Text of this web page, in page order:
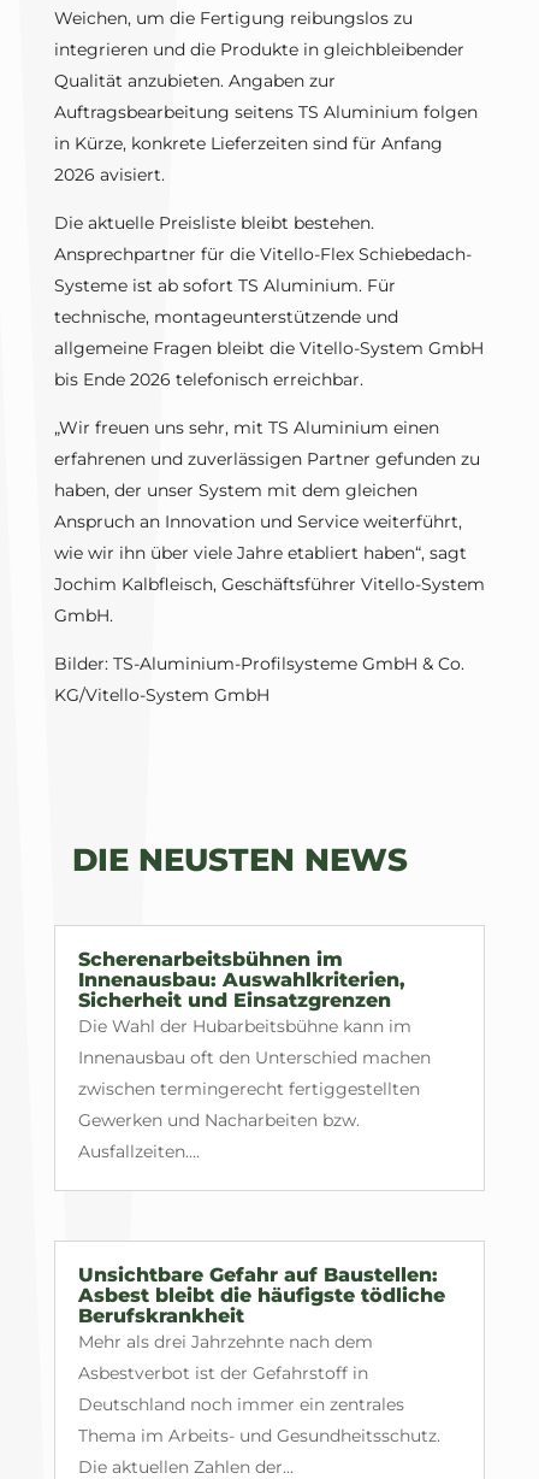
Weichen, um die Fertigung reibungslos zu
integrieren und die Produkte in gleichbleibender
Qualität anzubieten. Angaben zur
Auftragsbearbeitung seitens TS Aluminium folgen
in Kürze, konkrete Lieferzeiten sind für Anfang
2026 avisiert.
Die aktuelle Preisliste bleibt bestehen.
Ansprechpartner für die Vitello-Flex Schiebedach-
Systeme ist ab sofort TS Aluminium. Für
technische, montageunterstützende und
allgemeine Fragen bleibt die Vitello-System GmbH
bis Ende 2026 telefonisch erreichbar.
„Wir freuen uns sehr, mit TS Aluminium einen
erfahrenen und zuverlässigen Partner gefunden zu
haben, der unser System mit dem gleichen
Anspruch an Innovation und Service weiterführt,
wie wir ihn über viele Jahre etabliert haben“, sagt
Jochim Kalbfleisch, Geschäftsführer Vitello-System
GmbH.
Bilder: TS-Aluminium-Profilsysteme GmbH & Co.
KG/Vitello-System GmbH
DIE NEUSTEN NEWS
Scherenarbeitsbühnen im
Innenausbau: Auswahlkriterien,
Sicherheit und Einsatzgrenzen
Die Wahl der Hubarbeitsbühne kann im
Innenausbau oft den Unterschied machen
zwischen termingerecht fertiggestellten
Gewerken und Nacharbeiten bzw.
Ausfallzeiten....
Unsichtbare Gefahr auf Baustellen:
Asbest bleibt die häufigste tödliche
Berufskrankheit
Mehr als drei Jahrzehnte nach dem
Asbestverbot ist der Gefahrstoff in
Deutschland noch immer ein zentrales
Thema im Arbeits- und Gesundheitsschutz.
Die aktuellen Zahlen der...